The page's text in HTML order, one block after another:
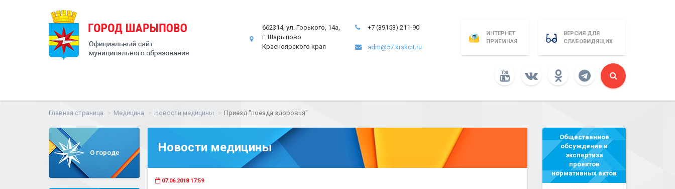
662314, ул. Горького, 14а,
г. Шарыпово
Красноярского края
+7 (39153) 211-90
adm@57.krskcit.ru
ИНТЕРНЕТ
ПРИЕМНАЯ
ВЕРСИЯ ДЛЯ
СЛАБОВИДЯЩИХ
Главная страница Медицина Новости медицины Приезд "поезда здоровья"
О городе Новости медицины
07.06.2018 17:59
Общественное
обсуждение и
экспертиза
проектов
нормативных актов